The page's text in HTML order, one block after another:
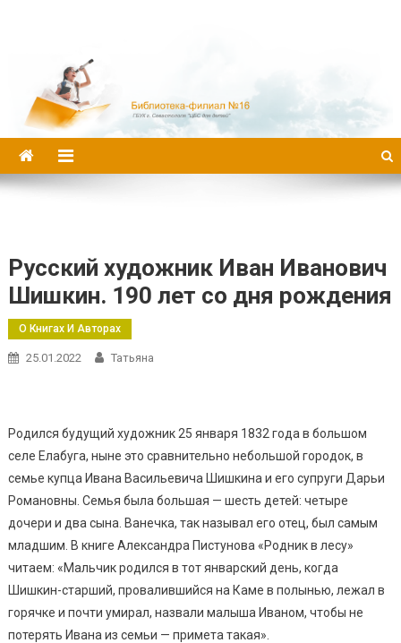
Русский художник Иван Иванович
Шишкин. 190 лет со дня рождения
О Книгах И Авторах
25.01.2022 Татьяна
Родился будущий художник 25 января 1832 года в большом
селе Елабуга, ныне это сравнительно небольшой городок, в
семье купца Ивана Васильевича Шишкина и его супруги Дарьи
Романовны. Семья была большая — шесть детей: четыре
дочери и два сына. Ванечка, так называл его отец, был самым
младшим. В книге Александра Пистунова «Родник в лесу»
читаем: «Мальчик родился в тот январский день, когда
Шишкин-старший, провалившийся на Каме в полынью, лежал в
горячке и почти умирал, назвали малыша Иваном, чтобы не
потерять Ивана из семьи — примета такая».